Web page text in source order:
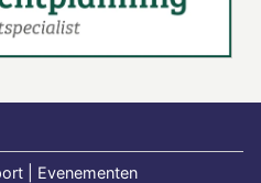
| Evenementen